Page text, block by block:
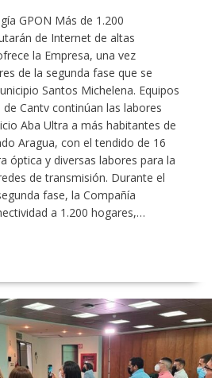
GPON Más de 1.200
de Internet de altas
la Empresa, una vez
de la segunda fase que se
Santos Michelena. Equipos
Cantv continúan las labores
Aba Ultra a más habitantes de
Aragua, con el tendido de 16
óptica y diversas labores para la
de transmisión. Durante el
fase, la Compañía
a 1.200 hogares,…